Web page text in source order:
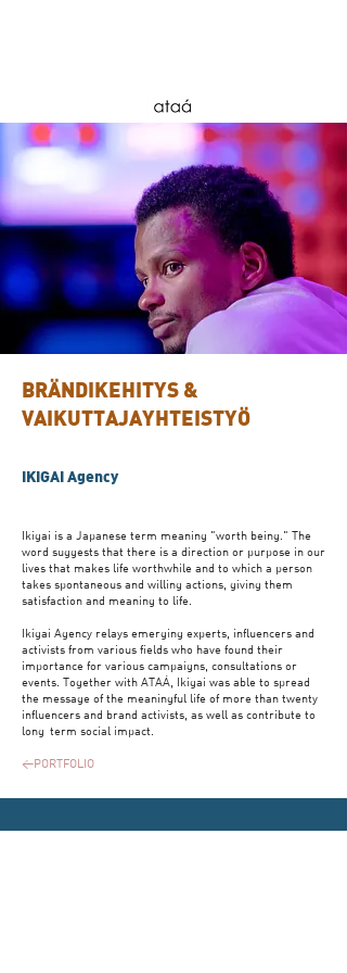
BRÄNDIKEHITYS &
VAIKUTTAJAYHTEISTYÖ
IKIGAI Agency
Ikigai is a Japanese term meaning "worth being." The
word suggests that there is a direction or purpose in our
lives that makes life worthwhile and to which a person
takes spontaneous and willing actions, giving them
satisfaction and meaning to life.
Ikigai Agency relays emerging experts, influencers and
activists from various fields who have found their
importance for various campaigns, consultations or
events. Together with ATAÁ, Ikigai was able to spread
the message of the meaningful life of more than twenty
influencers and brand activists, as well as contribute to
long-term social impact.
<PORTFOLIO